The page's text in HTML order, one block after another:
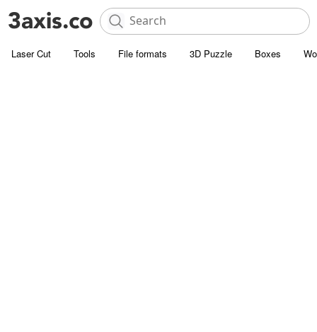
Laser Cut Tools File formats 3D Puzzle Boxes